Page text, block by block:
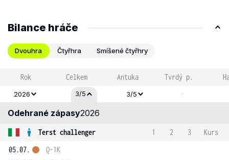
Bilance hráče
Dvouhra Čtyřhra Smíšené čtyřhry
Rok Celkem Antuka Tvrdý p.
2026 3/5 3/5 -
Odehrané zápasy2026
Terst challenger 1 2 3
Kurs
05.07.
Q-1K